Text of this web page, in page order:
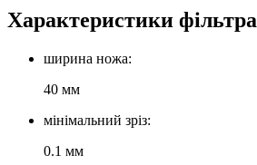
Характеристики фільтра
ширина ножа:
40 мм
мінімальний зріз:
0.1 мм